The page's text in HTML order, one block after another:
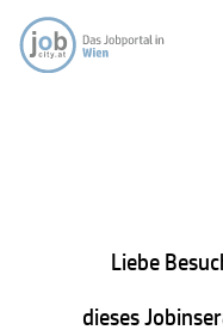
Liebe
dieses